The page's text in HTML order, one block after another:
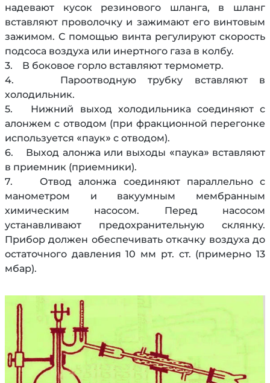
надевают кусок резинового шланга, в шланг
вставляют проволочку и зажимают его винтовым
зажимом. С помощью винта регулируют скорость
подсоса воздуха или инертного газа в колбу.
3. В боковое горло вставляют термометр.
4. Пароотводную трубку вставляют в
холодильник.
5. Нижний выход холодильника соединяют с
алонжем с отводом (при фракционной перегонке
используется «паук» с отводом).
6. Выход алонжа или выходы «паука» вставляют
в приемник (приемники).
7. Отвод алонжа соединяют параллельно с
манометром и вакуумным мембранным
химическим насосом. Перед насосом
устанавливают предохранительную склянку.
Прибор должен обеспечивать откачку воздуха до
остаточного давления 10 мм рт. ст. (примерно 13
мбар).